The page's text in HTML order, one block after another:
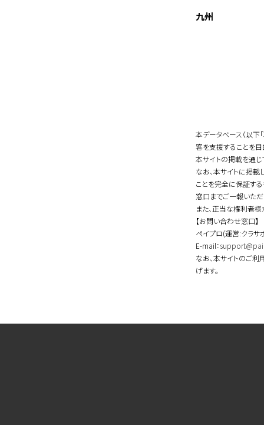
九州
本データベース（以下
客を支援することを目
本サイトの掲載を通
なお、本サイトに掲
ことを完全に保証す
窓口までご一報いた
また、正当な権利者
【お問い合わせ窓口】
ペイプロ(運営:クラサ
E-mail：
なお、本サイトのご
げます。